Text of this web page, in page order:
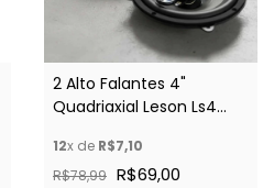
2 Alto Falantes 4"
Quadriaxial Leson Ls4
12x de R$7,10
R$78,99 R$69,00